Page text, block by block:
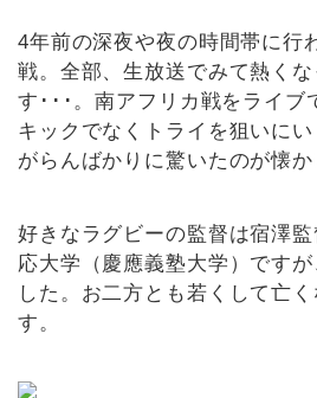
4年前の深夜や夜の時間帯に行
戦。全部、生放送でみて熱く
す･･･。南アフリカ戦をライブ
キックでなくトライを狙いに
がらんばかりに驚いたのが懐か
好きなラグビーの監督は宿澤
応大学（慶應義塾大学）です
した。お二方とも若くして亡
す。